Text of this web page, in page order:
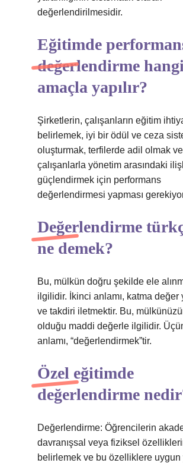
değerlendirilmesidir.
Eğitimde
değerlendirme hangi
amaçla yapılır?
Şirketlerin, çalışanların eğitim
belirlemek, iyi bir ödül ve ceza
oluşturmak, terfilerde adil olmak ve
çalışanlarla yönetim arasındaki
güçlendirmek için performans
değerlendirmesi yapması
Değerlendirme
ne demek?
Bu, mülkün doğru şekilde ele
ilgilidir. İkinci anlamı, katma değer
ve takdiri iletmektir. Bu,
olduğu maddi değerle ilgilidir.
anlamı, “değerlendirmek”tir.
Özel eğitimde
değerlendirme
Değerlendirme: Öğrencilerin
davranışsal veya fiziksel
belirlemek ve bu özelliklere uygun